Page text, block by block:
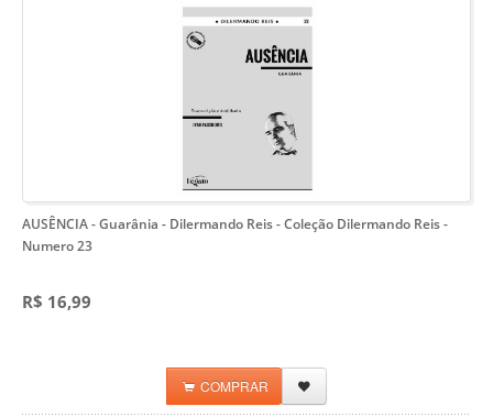
AUSÊNCIA - Guarânia - Dilermando Reis- Coleção Dilermando Reis -
Numero 23
R$ 16,99
COMPRAR